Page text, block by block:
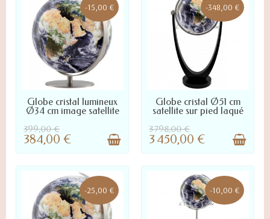
-15,00 €
LIVRÉ SOUS 10 À 45 JOURS :
NOUS CONTACTER POUR
DÉLAI PRÉCIS
Globe cristal lumineux
Ø34 cm image satellite
399,00 €
384,00 €
-348,00 €
LIVRÉ SOUS 10 À 45 JOURS :
NOUS CONTACTER POUR
DÉLAI PRÉCIS
Globe cristal Ø51 cm
satellite sur pied laqué
3 798,00 €
3 450,00 €
-25,00 € -10,00 €